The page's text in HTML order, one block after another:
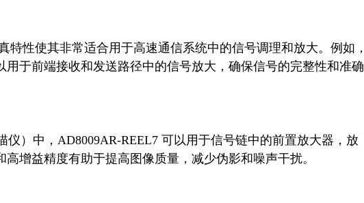
于前端接收和发送路径中的信号放大，确保信号的完整性和准确
增益精度有助于提高图像质量，减少伪影和噪声干扰。